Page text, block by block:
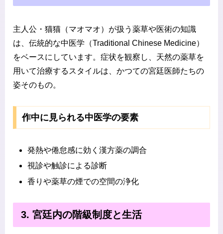
主人公・猫猫（マオマオ）が扱う薬草や医術の知識
は、伝統的な中医学（Traditional Chinese Medicine）
をベースにしています。症状を観察し、天然の薬草を
用いて治療するスタイルは、かつての宮廷医師たちの
姿そのもの。
作中に見られる中医学の要素
発熱や倦怠感に効く漢方薬の調合
視診や触診による診断
香りや薬草の煙での空間の浄化
3. 宮廷内の階級制度と生活